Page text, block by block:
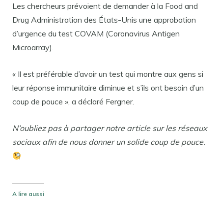
Les chercheurs prévoient de demander à la Food and
Drug Administration des États-Unis une approbation
d’urgence du test COVAM (Coronavirus Antigen
Microarray).
« Il est préférable d’avoir un test qui montre aux gens si
leur réponse immunitaire diminue et s’ils ont besoin d’un
coup de pouce », a déclaré Fergner.
N’oubliez pas à partager notre article sur les réseaux
sociaux afin de nous donner un solide coup de pouce.
A lire aussi